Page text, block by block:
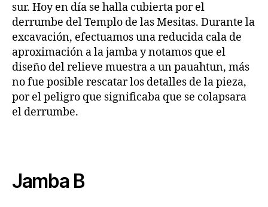
sur. Hoy en día se halla cubierta por el
derrumbe del Templo de las Mesitas. Durante la
excavación, efectuamos una reducida cala de
aproximación a la jamba y notamos que el
diseño del relieve muestra a un pauahtun, más
no fue posible rescatar los detalles de la pieza,
por el peligro que significaba que se colapsara
el derrumbe.
Jamba B